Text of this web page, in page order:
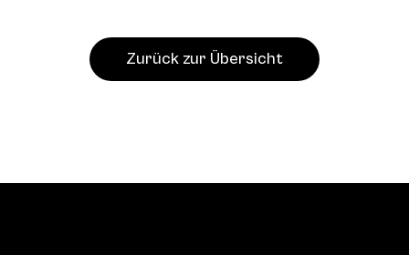
Zurück zur Übersicht